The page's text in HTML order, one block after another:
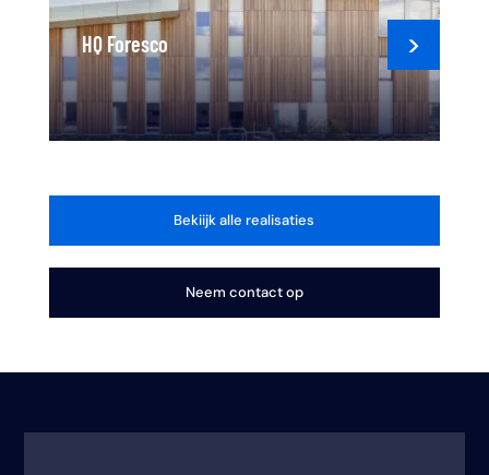
HQ Foresco
Bekiijk alle realisaties
Neem contact op